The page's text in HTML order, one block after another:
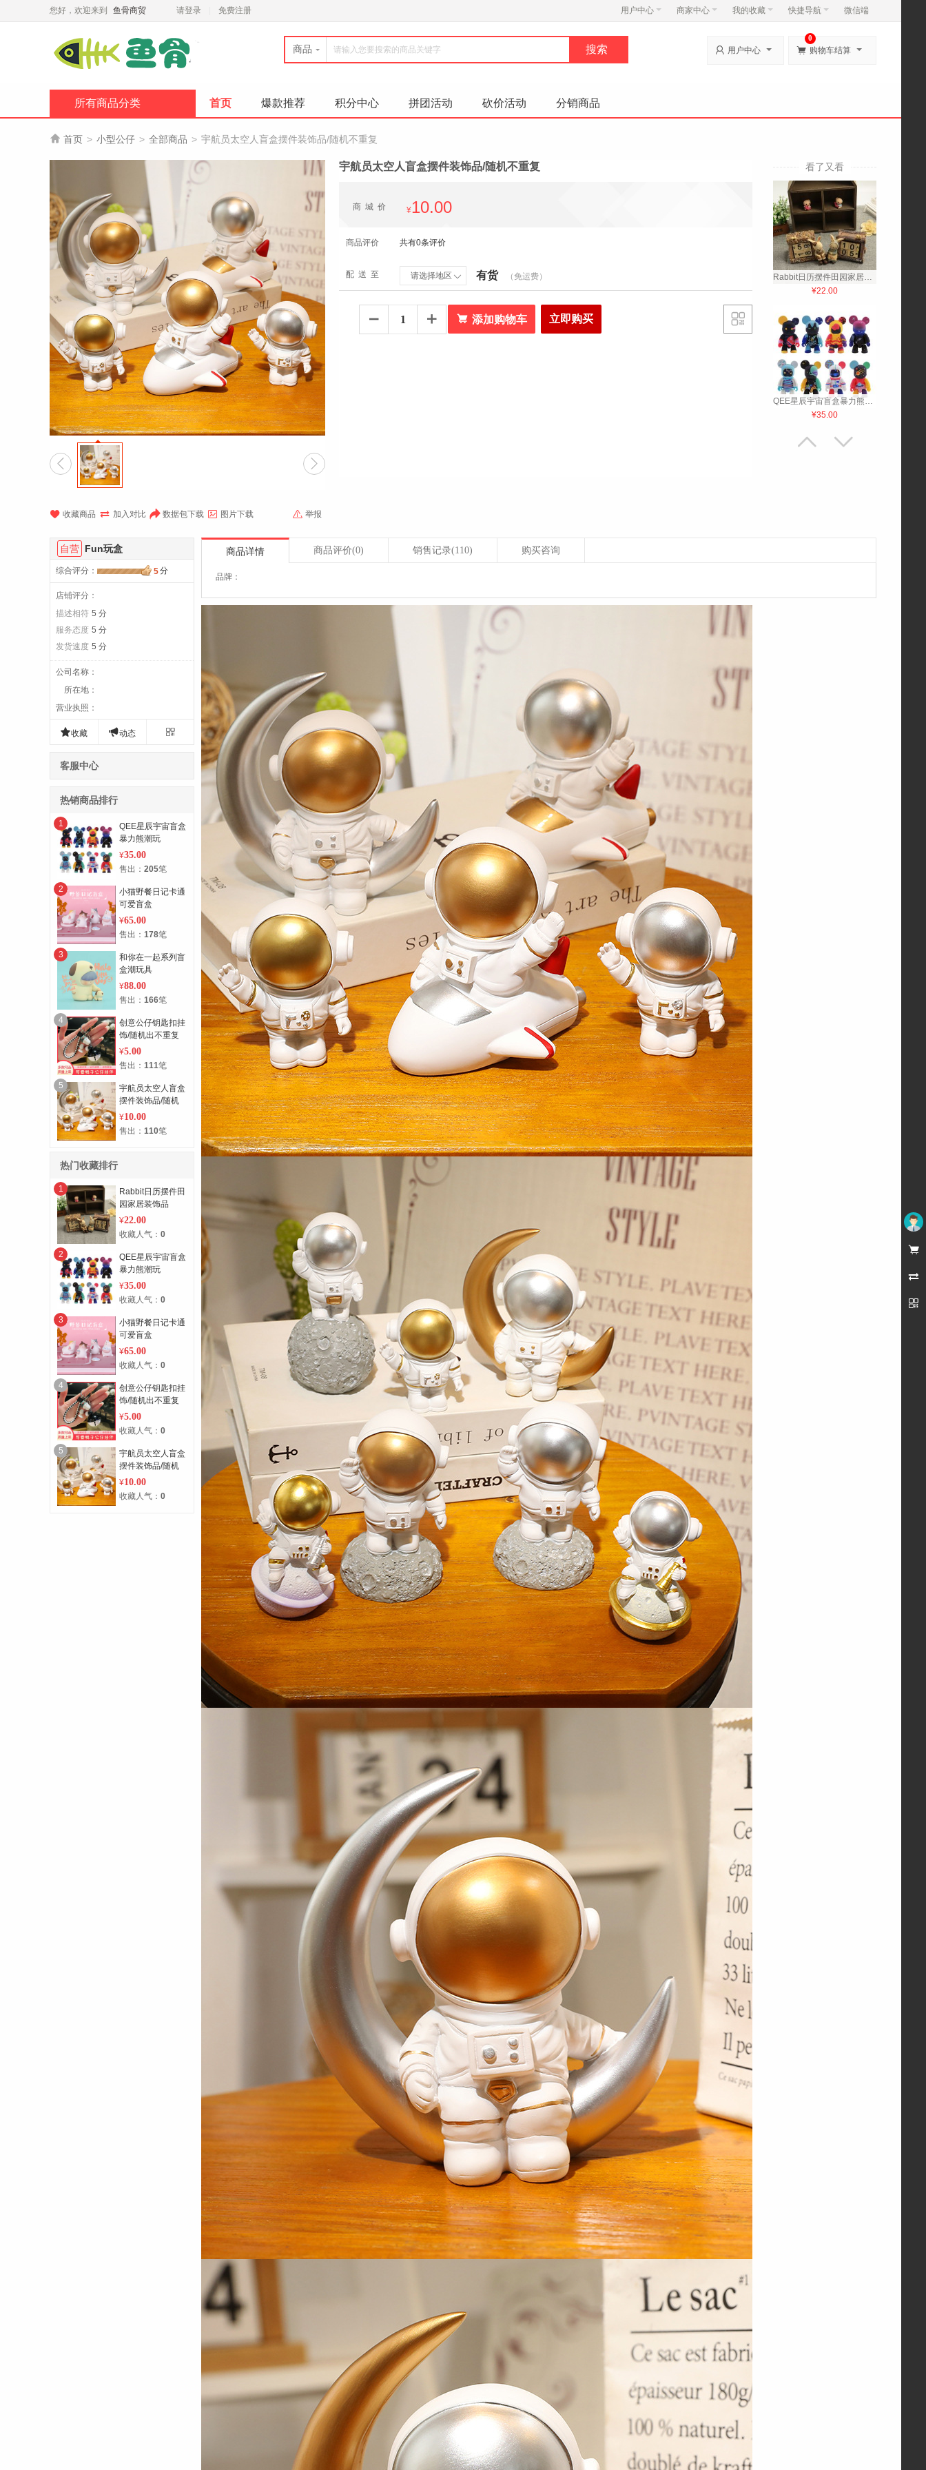
您好，欢迎来到 鱼骨商贸 请登录 免费注册 用户中心 商家中心 我的收藏 快捷导航 微信端
未登录



商品  用户中心  购物车结算
0
所有商品分类 首页 爆款推荐 积分中心 拼团活动 砍价活动 分销商品
 首页 > 小型公仔 > 全部商品 > 宇航员太空人盲盒摆件装饰品/随机不重复
 
 收藏商品  加入对比  举报
 数据包下载  图片下载
宇航员太空人盲盒摆件装饰品/随机不重复
商城价 ¥10.00
商品评价 共有0条评价
配送至 请选择地区  有货 （免运费）
   添加购物车 立即购买 
看了又看
Rabbit日历摆件田园家居装饰品
¥22.00
QEE星辰宇宙盲盒暴力熊潮玩
¥35.00
¥65.00
 
商品详情 商品评价(0) 销售记录(110) 购买咨询
品牌：
自营 Fun玩盒
综合评分 ： 5分
店铺评分：
描述相符 5 分
服务态度 5 分
发货速度 5 分
公司名称 ：
所在地 ：
营业执照 ：
收藏 动态 
客服中心
热销商品排行
1
QEE星辰宇宙盲盒
暴力熊潮玩
¥35.00
售出： 205笔
2
小猫野餐日记卡通
可爱盲盒
¥65.00
售出： 178笔
3
和你在一起系列盲
盒潮玩具
¥88.00
售出： 166笔
4
创意公仔钥匙扣挂
饰/随机出不重复
¥5.00
售出： 111笔
5
宇航员太空人盲盒
摆件装饰品/随机
不重复
¥10.00
售出： 110笔
热门收藏排行
1
Rabbit日历摆件田
园家居装饰品
¥22.00
收藏人气： 0
2
QEE星辰宇宙盲盒
暴力熊潮玩
¥35.00
收藏人气： 0
3
小猫野餐日记卡通
可爱盲盒
¥65.00
收藏人气： 0
4
创意公仔钥匙扣挂
饰/随机出不重复
¥5.00
收藏人气： 0
5
宇航员太空人盲盒
摆件装饰品/随机
不重复
¥10.00
收藏人气： 0